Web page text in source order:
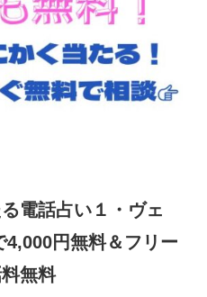
電話占い１・ヴェ
4,000円無料＆フリー
無料